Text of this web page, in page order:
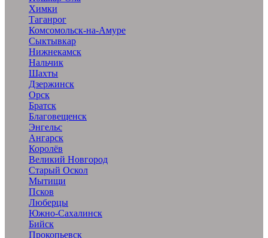
Химки
Таганрог
Комсомольск-на-Амуре
Сыктывкар
Нижнекамск
Нальчик
Шахты
Дзержинск
Орск
Братск
Благовещенск
Энгельс
Ангарск
Королёв
Великий Новгород
Старый Оскол
Мытищи
Псков
Люберцы
Южно-Сахалинск
Бийск
Прокопьевск